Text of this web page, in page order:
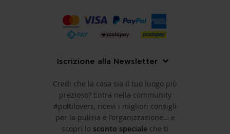
Iscrizione alla Newsletter
Credi che la casa sia il tuo luogo più
prezioso? Entra nella community
#poltilovers, ricevi i migliori consigli
per la pulizia e l’organizzazione… e
scopri lo sconto speciale che ti